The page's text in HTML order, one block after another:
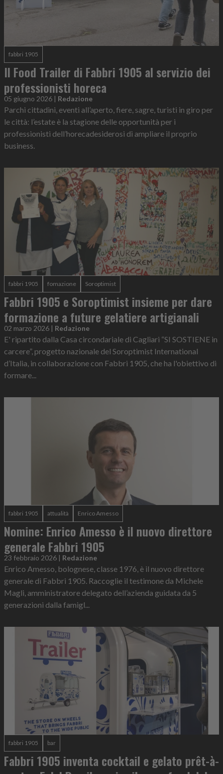
fabbri 1905
Il Food Trailer di Fabbri 1905 al servizio dei
professionisti horeca
05 giugno 2026 | Redazione
Parchi cittadini, eventi all’aperto, fiere, sagre, turisti in giro per
le città: l’estate è la stagione delle opportunità per i
professionisti dell’horecadesiderosi di ampliare il proprio
business.
fabbri 1905 fomazione Soroptimist
Fabbri 1905 e Soroptimist insieme per dare
formazione a future gelatiere artigianali
02 marzo 2026 | Redazione
E' ripartito dalla Casa circondariale di Cagliari “SI SOSTIENE in
carcere”, progetto nazionale del Soroptimist International
d’Italia, in collaborazione con Fabbri 1905, che ha l'obiettivo di
formare...
fabbri 1905 attualità Enrico Amesso
Nomine: Enrico Amesso è il nuovo direttore
generale Fabbri 1905
23 febbraio 2026 | Redazione
Enrico Amesso, bolognese, classe 1976, è il nuovo direttore
generale di Fabbri 1905. Raccoglie il testimone da Michele
Magli, amministratore delegato dell’azienda guidata da 5
generazioni dalla famigl...
fabbri 1905 bar
Fabbri 1905 inventa cocktail e gelato prêt-à-